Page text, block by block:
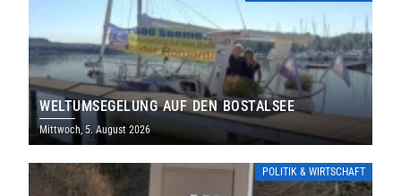
WELTUMSEGELUNG AUF DEN BOSTALSEE
Mittwoch, 5. August 2026
POLITIK & WIRTSCHAFT